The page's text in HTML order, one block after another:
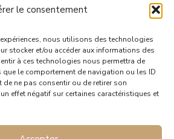
le consentement
nous utilisons des technologies
stocker et/ou accéder aux informations des
à ces technologies nous permettra de
le comportement de navigation ou les ID
de ne pas consentir ou de retirer son
effet négatif sur certaines caractéristiques et
€